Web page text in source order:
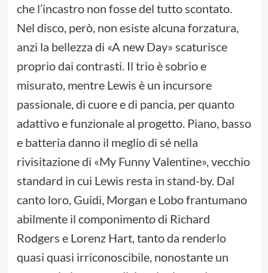
che l’incastro non fosse del tutto scontato.
Nel disco, però, non esiste alcuna forzatura,
anzi la bellezza di «A new Day» scaturisce
proprio dai contrasti. Il trio è sobrio e
misurato, mentre Lewis è un incursore
passionale, di cuore e di pancia, per quanto
adattivo e funzionale al progetto. Piano, basso
e batteria danno il meglio di sé nella
rivisitazione di «My Funny Valentine», vecchio
standard in cui Lewis resta in stand-by. Dal
canto loro, Guidi, Morgan e Lobo frantumano
abilmente il componimento di Richard
Rodgers e Lorenz Hart, tanto da renderlo
quasi quasi irriconoscibile, nonostante un